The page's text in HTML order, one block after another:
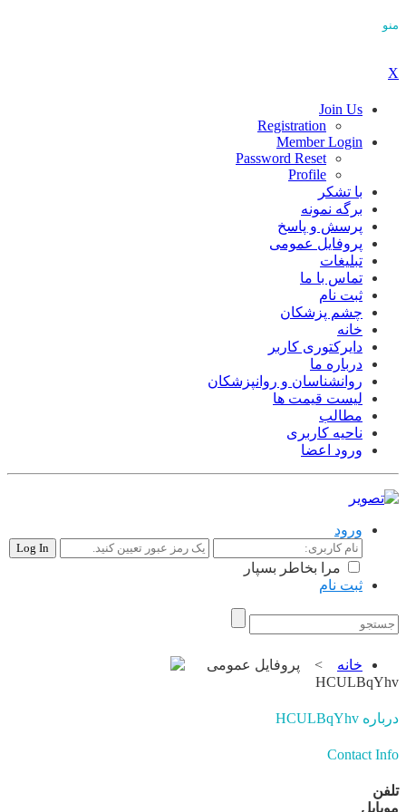
منو
X
Join Us
Registration
Member Login
Password Reset
Profile
با تشکر
برگه نمونه
پرسش و پاسخ
پروفایل عمومی
تبلیغات
تماس با ما
ثبت نام
چشم پزشکان
خانه
دایرکتوری کاربر
درباره ما
روانشناسان و روانپزشکان
لیست قیمت ها
مطالب
ناحیه کاربری
ورود اعضا
ورود
مرا بخاطر بسپار
ثبت نام
خانه > پروفایل عمومی
HCULBqYhv
درباره HCULBqYhv
Contact Info
تلفن
موبایل